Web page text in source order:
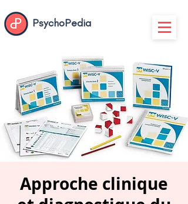
PsychoPedia
Approche clinique